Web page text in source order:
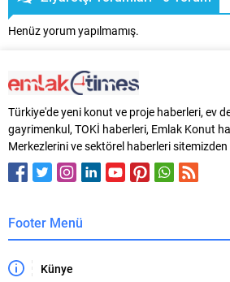
Henüz yorum yapılmamış.
Türkiye'de yeni konut ve proje haberleri, ev
gayrimenkul, TOKİ haberleri, Emlak Konut
Merkezlerini ve sektörel haberleri
Footer Menü
Künye